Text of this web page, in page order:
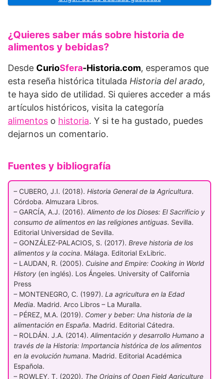
¿Quieres saber más sobre historia de
alimentos y bebidas?
Desde CurioSfera-Historia.com, esperamos que
esta reseña histórica titulada Historia del arado,
te haya sido de utilidad. Si quieres acceder a más
artículos históricos, visita la categoría
alimentos o historia. Y si te ha gustado, puedes
dejarnos un comentario.
Fuentes y bibliografía
– CUBERO, J.I. (2018). Historia General de la Agricultura.
Córdoba. Almuzara Libros.
– GARCÍA, A.J. (2016). Alimento de los Dioses: El Sacrificio y
consumo de alimentos en las religiones antiguas. Sevilla.
Editorial Universidad de Sevilla.
– GONZÁLEZ-PALACIOS, S. (2017). Breve historia de los
alimentos y la cocina. Málaga. Editorial ExLibric.
– LAUDAN, R. (2005). Cuisine and Empire: Cooking in World
History (en inglés). Los Ángeles. University of California
Press
– MONTENEGRO, C. (1997). La agricultura en la Edad
Media. Madrid. Arco Libros – La Muralla.
– PÉREZ, M.A. (2019). Comer y beber: Una historia de la
alimentación en España. Madrid. Editorial Cátedra.
– ROLDÁN. J.A. (2014). Alimentación y desarrollo Humano a
través de la Historia: Importancia histórica de los alimentos
en la evolución humana. Madrid. Editorial Académica
Española.
– ROWLEY, T. (2020). The Origins of Open Field Agriculture